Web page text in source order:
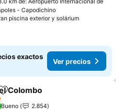
- Capodichino
piscina exterior y soláriumVer
exactos
Ver precios
Agregar a favoritos
Colombo
Bueno
2.854